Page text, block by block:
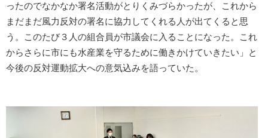
ったのでなかなか署名活動がとりくみづらかったが、これから
まだまだ風力反対の署名に協力してくれる人が出てくると思
う。このたび３人の組合員が市議会に入ることになった。これ
からさらに市にも水産業を守るために働きかけていきたい」と
今後の反対運動拡大への意気込みを語っていた。